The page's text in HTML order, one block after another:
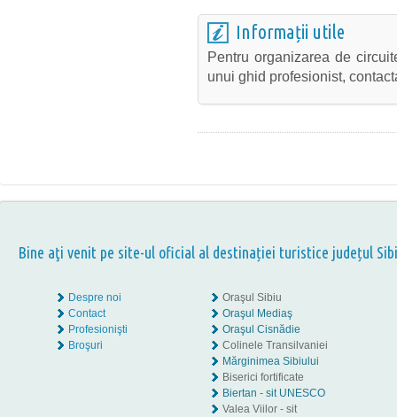
Informații utile
Pentru organizarea de
unui ghid profesionist,
Bine aţi venit pe site-ul oficial al destinației turistice județul
Despre noi
Contact
Profesionişti
Broşuri
Oraşul Sibiu
Oraşul Mediaş
Oraşul Cisnădie
Colinele Transilvaniei
Mărginimea Sibiului
Biserici fortificate
Biertan - sit UNESCO
Valea Viilor - sit